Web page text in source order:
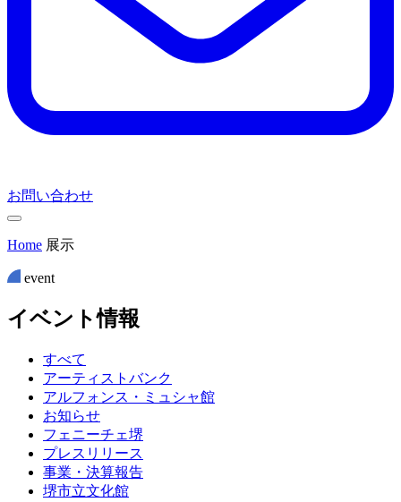
お問い合わせ
Home 展示
event
イベン ト情報
すべて
アーティストバンク
アルフォンス・ミュシャ館
お知らせ
フェニーチェ堺
プレスリリース
事業・決算報告
堺市立文化館